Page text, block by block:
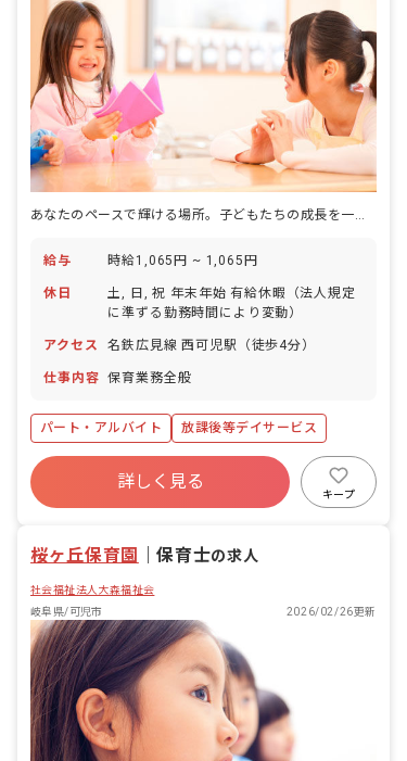
あなたのペースで輝ける場所。子どもたちの成長を一緒に見守りませんか？
給与 時給1,065円 ~ 1,065円
休日
土, 日, 祝 年末年始 有給休暇（法人規定
に準ずる勤務時間により変動）
アクセス 名鉄広見線 西可児駅（徒歩4分）
仕事内容 保育業務全般
パート・アルバイト 放課後等デイサービス
詳しく見る
キープ
桜ヶ丘保育園 ｜保育士の求人
社会福祉法人大森福祉会
岐阜県/可児市
2026/02/26更新